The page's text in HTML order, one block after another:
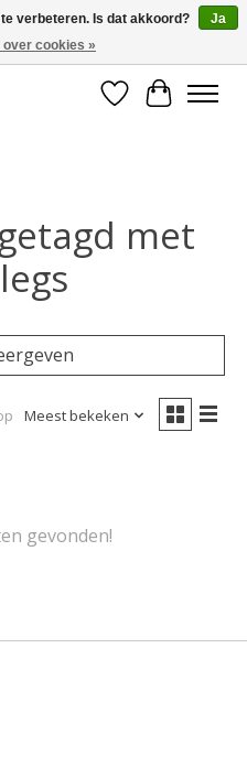
deel van ons assortiment
Verlanglijst
met
Meest bekeken
gevonden!
verbeteren. Is dat akkoord?
Ja
over cookies »